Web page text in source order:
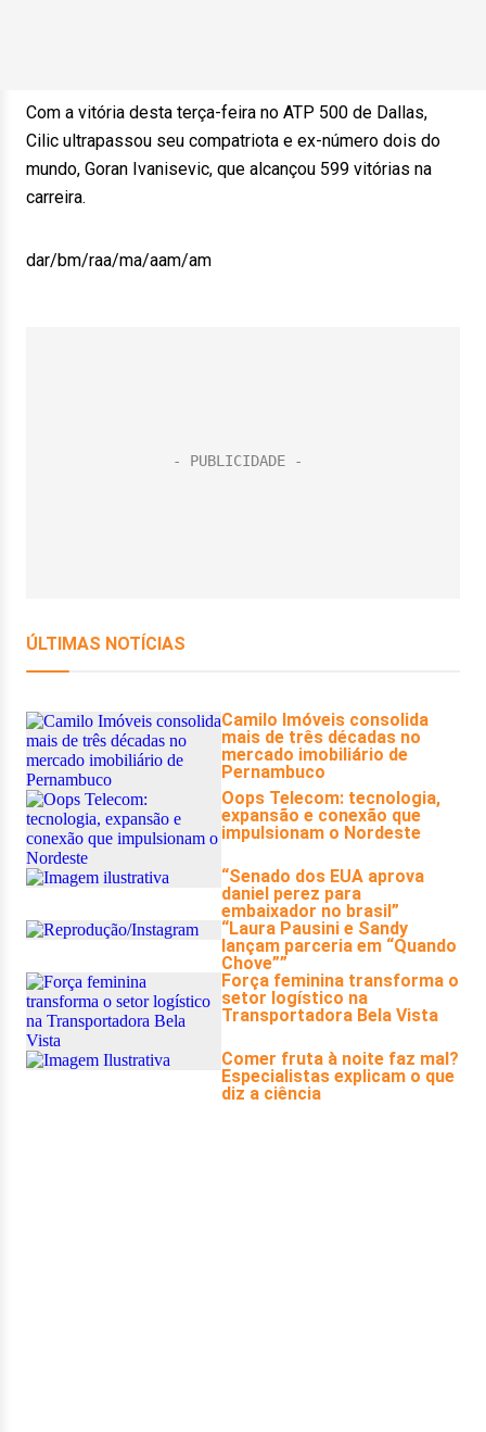
Com a vitória desta terça-feira no ATP 500 de Dallas,
Cilic ultrapassou seu compatriota e ex-número dois do
mundo, Goran Ivanisevic, que alcançou 599 vitórias na
carreira.
dar/bm/raa/ma/aam/am